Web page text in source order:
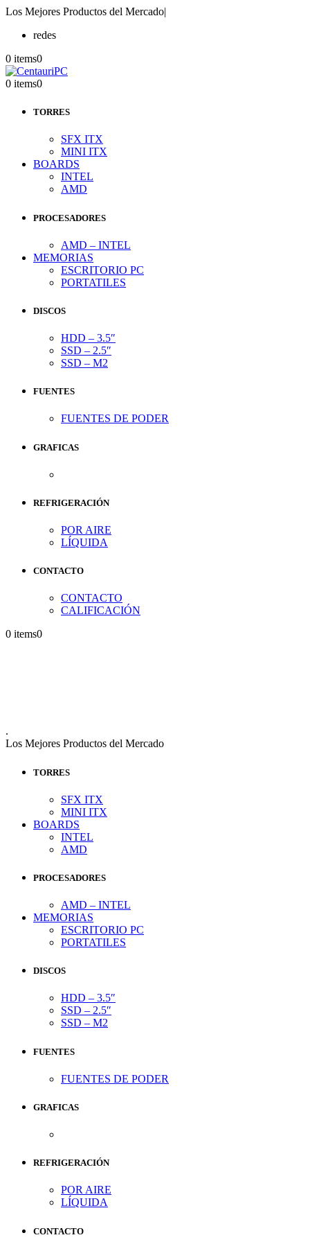
Los Mejores Productos del Mercado|
redes
0 items0
0 items0
TORRES
SFX ITX
MINI ITX
BOARDS
INTEL
AMD
PROCESADORES
AMD – INTEL
MEMORIAS
ESCRITORIO PC
PORTATILES
DISCOS
HDD – 3.5″
SSD – 2.5″
SSD – M2
FUENTES
FUENTES DE PODER
GRAFICAS
REFRIGERACIÓN
POR AIRE
LÍQUIDA
CONTACTO
CONTACTO
CALIFICACIÓN
0 items0
.
Los Mejores Productos del Mercado
TORRES
SFX ITX
MINI ITX
BOARDS
INTEL
AMD
PROCESADORES
AMD – INTEL
MEMORIAS
ESCRITORIO PC
PORTATILES
DISCOS
HDD – 3.5″
SSD – 2.5″
SSD – M2
FUENTES
FUENTES DE PODER
GRAFICAS
REFRIGERACIÓN
POR AIRE
LÍQUIDA
CONTACTO